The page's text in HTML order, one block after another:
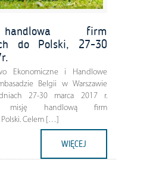
firm
do Polski, 27-30
Ekonomiczne i Handlowe
Belgii w Warszawie
27-30 marca 2017 r.
misję handlową firm
Celem […]
WIĘCEJ